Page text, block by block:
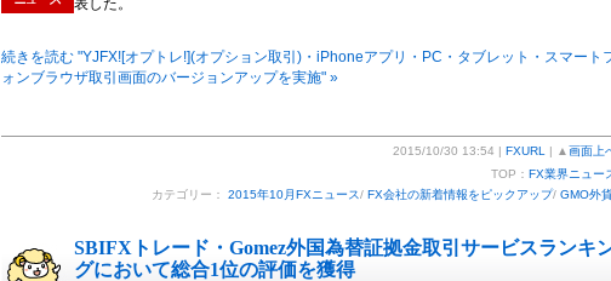
表した。
続きを読む "YJFX![オプトレ!](オプション取引)・iPhoneアプリ・PC・タブレット・スマート
ォンブラウザ取引画面のバージョンアップを実施" »
2015/10/30 13:54 | FXURL | ▲ 画面上
TOP： FX業界ニュー
カテゴリー： 2015年10月FXニュース/ FX会社の新着情報をピックアップ/ GMO外
SBIFXトレード・Gomez外国為替証拠金取引サービスランキ
グにおいて総合1位の評価を獲得